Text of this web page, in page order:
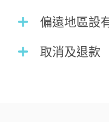
偏遠地區設
取消及退款